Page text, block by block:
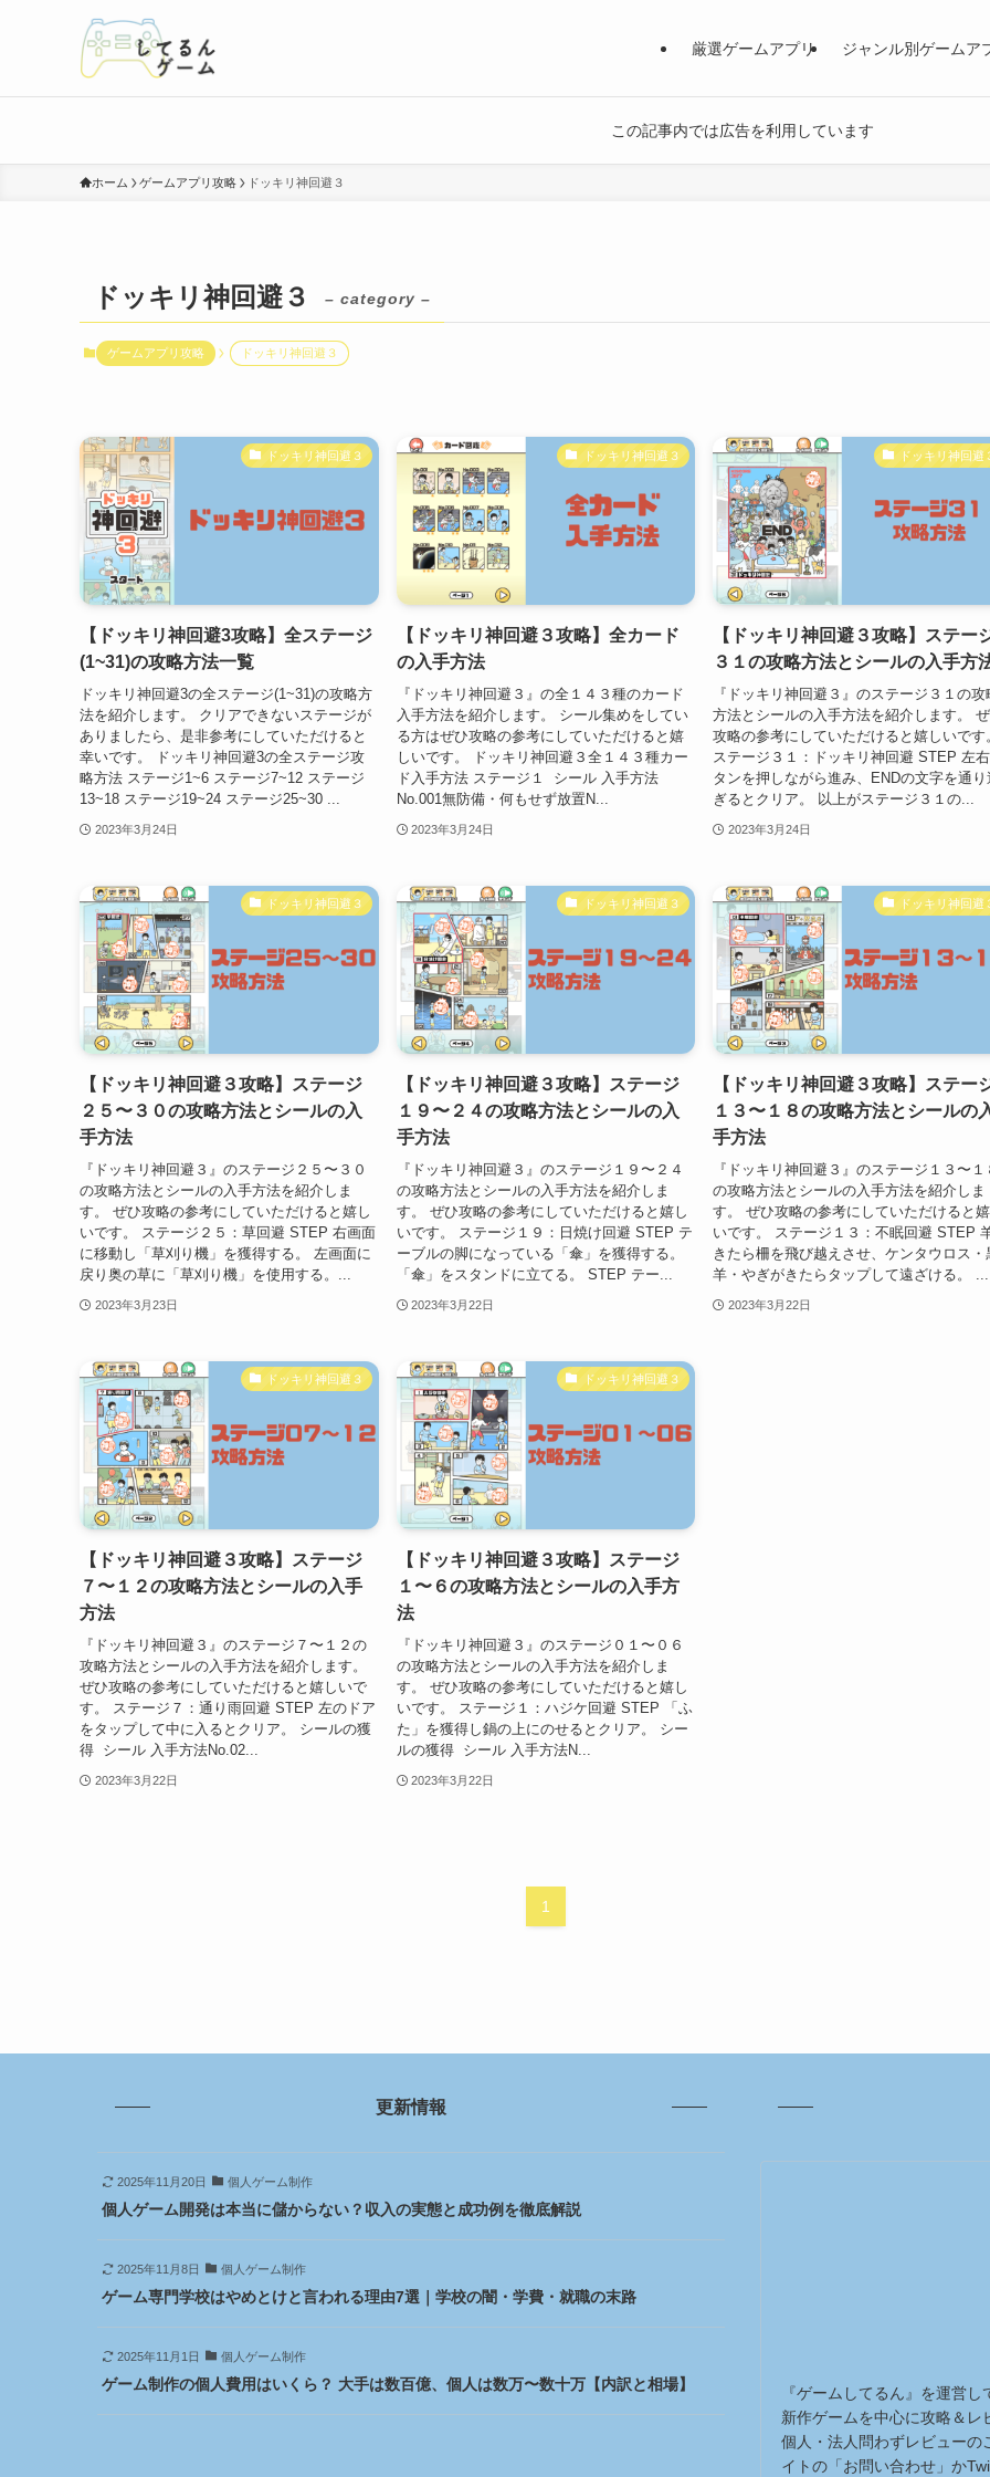
厳選ゲームアプリ ジャンル別ゲームア
この記事内では広告を利用しています
ホーム ゲームアプリ攻略 ドッキリ神回避３
ドッキリ神回避３ – category –
ゲームアプリ攻略 ドッキリ神回避３
ドッキリ神回避３
【ドッキリ神回避3攻略】全ステージ
(1~31)の攻略方法一覧
ドッキリ神回避3の全ステージ(1~31)の攻略方
法を紹介します。 クリアできないステージが
ありましたら、是非参考にしていただけると
幸いです。 ドッキリ神回避3の全ステージ攻
略方法 ステージ1~6 ステージ7~12 ステージ
13~18 ステージ19~24 ステージ25~30 ...
2023年3月24日
ドッキリ神回避３
【ドッキリ神回避３攻略】全カード
の入手方法
『ドッキリ神回避３』の全１４３種のカード
入手方法を紹介します。 シール集めをしてい
る方はぜひ攻略の参考にしていただけると嬉
しいです。 ドッキリ神回避３全１４３種カー
ド入手方法 ステージ１ シール 入手方法
No.001無防備・何もせず放置N...
2023年3月24日
ドッキリ神回避
【ドッキリ神回避３攻略】ステー
３１の攻略方法とシールの入手方
『ドッキリ神回避３』のステージ３１の攻
方法とシールの入手方法を紹介します。
攻略の参考にしていただけると嬉しいです
ステージ３１：ドッキリ神回避 STEP 左
タンを押しながら進み、ENDの文字を通り
ぎるとクリア。 以上がステージ３１の...
2023年3月24日
ドッキリ神回避３
【ドッキリ神回避３攻略】ステージ
２５〜３０の攻略方法とシールの入
手方法
『ドッキリ神回避３』のステージ２５〜３０
の攻略方法とシールの入手方法を紹介しま
す。 ぜひ攻略の参考にしていただけると嬉し
いです。 ステージ２５：草回避 STEP 右画面
に移動し「草刈り機」を獲得する。 左画面に
戻り奥の草に「草刈り機」を使用する。...
2023年3月23日
ドッキリ神回避３
【ドッキリ神回避３攻略】ステージ
１９〜２４の攻略方法とシールの入
手方法
『ドッキリ神回避３』のステージ１９〜２４
の攻略方法とシールの入手方法を紹介しま
す。 ぜひ攻略の参考にしていただけると嬉し
いです。 ステージ１９：日焼け回避 STEP テ
ーブルの脚になっている「傘」を獲得する。
「傘」をスタンドに立てる。 STEP テー...
2023年3月22日
ドッキリ神回避
【ドッキリ神回避３攻略】ステー
１３〜１８の攻略方法とシールの
手方法
『ドッキリ神回避３』のステージ１３〜１
の攻略方法とシールの入手方法を紹介しま
す。 ぜひ攻略の参考にしていただけると
いです。 ステージ１３：不眠回避 STEP
きたら柵を飛び越えさせ、ケンタウロス・
羊・やぎがきたらタップして遠ざける。 ...
2023年3月22日
ドッキリ神回避３
【ドッキリ神回避３攻略】ステージ
７〜１２の攻略方法とシールの入手
方法
『ドッキリ神回避３』のステージ７〜１２の
攻略方法とシールの入手方法を紹介します。
ぜひ攻略の参考にしていただけると嬉しいで
す。 ステージ７：通り雨回避 STEP 左のドア
をタップして中に入るとクリア。 シールの獲
得 シール 入手方法No.02...
2023年3月22日
ドッキリ神回避３
【ドッキリ神回避３攻略】ステージ
１〜６の攻略方法とシールの入手方
法
『ドッキリ神回避３』のステージ０１〜０６
の攻略方法とシールの入手方法を紹介しま
す。 ぜひ攻略の参考にしていただけると嬉し
いです。 ステージ１：ハジケ回避 STEP 「ふ
た」を獲得し鍋の上にのせるとクリア。 シー
ルの獲得 シール 入手方法N...
2023年3月22日
1
更新情報
2025年11月20日 個人ゲーム制作
個人ゲーム開発は本当に儲からない？収入の実態と成功例を徹底解説
2025年11月8日 個人ゲーム制作
ゲーム専門学校はやめとけと言われる理由7選｜学校の闇・学費・就職の末路
2025年11月1日 個人ゲーム制作
ゲーム制作の個人費用はいくら？ 大手は数百億、個人は数万〜数十万【内訳と相場】
『ゲームしてるん』を運営し
新作ゲームを中心に攻略＆レ
個人・法人問わずレビューの
イトの「お問い合わせ」か